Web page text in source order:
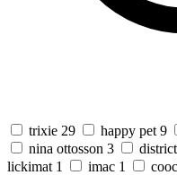
trixie 29 happy pet 9
nina ottosson 3
lickimat 1 imac 1